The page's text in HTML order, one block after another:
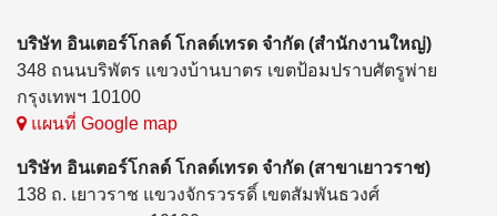
บริษัท อินเตอร์โกลด์ โกลด์เทรด จำกัด (สำนักงานใหญ่)
348 ถนนบริพัตร แขวงบ้านบาตร เขตป้อมปราบศัตรูพ่าย
กรุงเทพฯ 10100
แผนที่ Google map
บริษัท อินเตอร์โกลด์ โกลด์เทรด จำกัด (สาขาเยาวราช)
138 ถ. เยาวราช แขวงจักรวรรดิ์ เขตสัมพันธวงศ์